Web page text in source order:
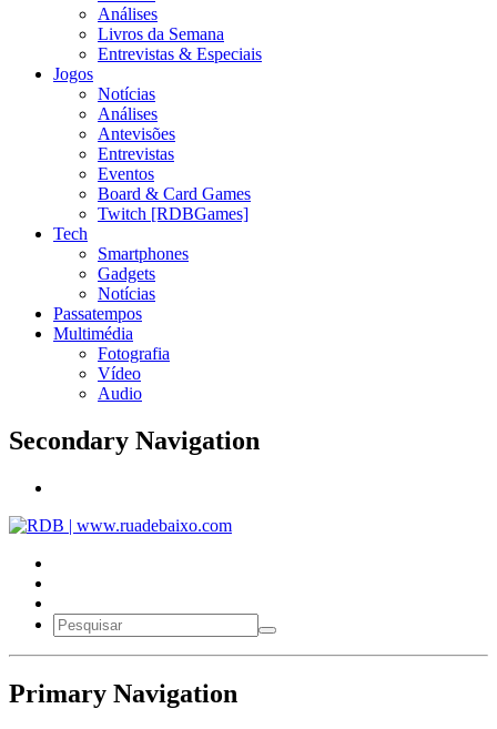
Análises
Livros da Semana
Entrevistas & Especiais
Jogos
Notícias
Análises
Antevisões
Entrevistas
Eventos
Board & Card Games
Twitch [RDBGames]
Tech
Smartphones
Gadgets
Notícias
Passatempos
Multimédia
Fotografia
Vídeo
Audio
Secondary Navigation
Primary Navigation